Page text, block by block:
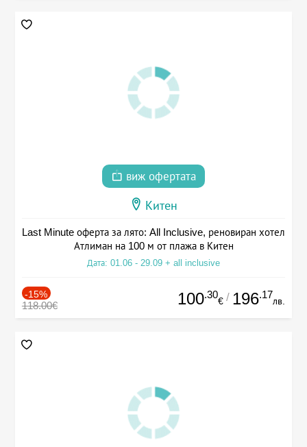
виж офертата
Китен
Last Minute оферта за лято: All Inclusive, реновиран хотел
Атлиман на 100 м от плажа в Китен
Дата: 01.06 - 29.09 + all inclusive
-15%
118.00€ 100.30
€ / 196.17
лв.